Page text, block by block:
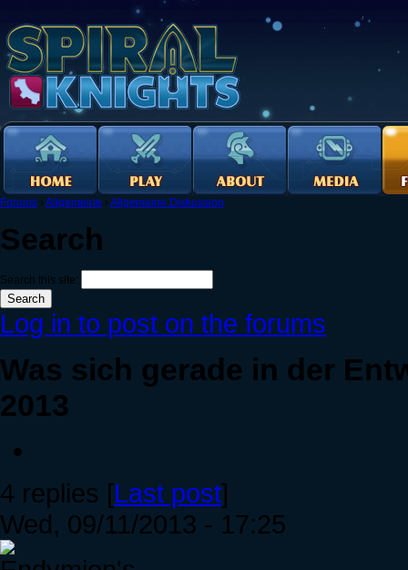
Forums › Allgemeine › Allgemeine Diskussion
Search
Search this site:
Log in to post on the forums
Was sich gerade in der
2013
4 replies [Last post]
Wed, 09/11/2013 - 17:25